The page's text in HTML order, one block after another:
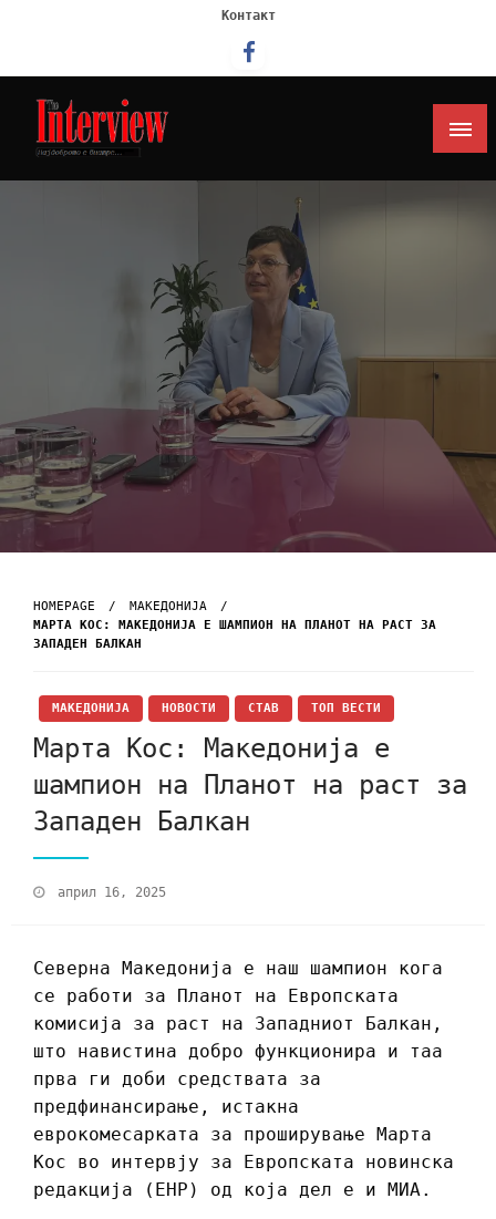
Контакт
Интервју
HOMEPAGE
МАКЕДОНИЈА
МАРТА КОС: МАКЕДОНИЈА Е ШАМПИОН НА ПЛАНОТ НА РАСТ ЗА
ЗАПАДЕН БАЛКАН
МАКЕДОНИЈА НОВОСТИ СТАВ ТОП ВЕСТИ
Марта Кос: Македонија е
шампион на Планот на раст за
Западен Балкан
април 16, 2025
Северна Македонија е наш шампион кога
се работи за Планот на Европската
комисија за раст на Западниот Балкан,
што навистина добро функционира и таа
прва ги доби средствата за
предфинансирање, истакна
еврокомесарката за проширување Марта
Кос во интервју за Европската новинска
редакција (ЕНР) од која дел е и МИА.